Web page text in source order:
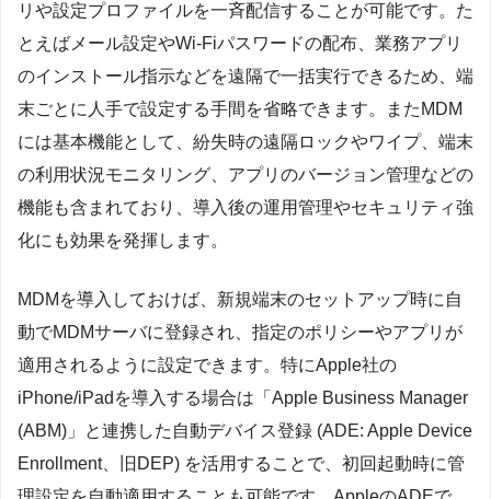
リや設定プロファイルを一斉配信することが可能です。た
とえばメール設定やWi-Fiパスワードの配布、業務アプリ
のインストール指示などを遠隔で一括実行できるため、端
末ごとに人手で設定する手間を省略できます。またMDM
には基本機能として、紛失時の遠隔ロックやワイプ、端末
の利用状況モニタリング、アプリのバージョン管理などの
機能も含まれており、導入後の運用管理やセキュリティ強
化にも効果を発揮します。
MDMを導入しておけば、新規端末のセットアップ時に自
動でMDMサーバに登録され、指定のポリシーやアプリが
適用されるように設定できます。特にApple社の
iPhone/iPadを導入する場合は「Apple Business Manager
(ABM)」と連携した自動デバイス登録 (ADE: Apple Device
Enrollment、旧DEP) を活用することで、初回起動時に管